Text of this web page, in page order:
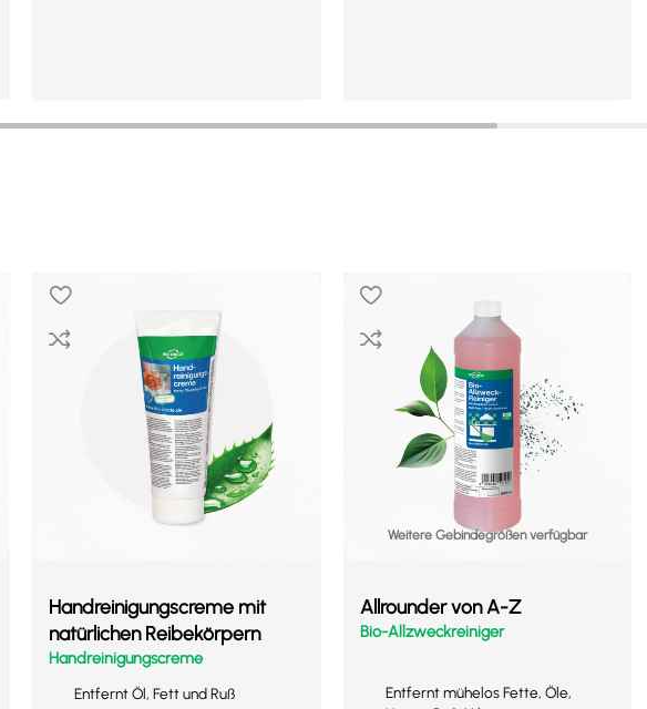
Handreinigungscreme mit
natürlichen Reibekörpern
Handreinigungscreme
Entfernt Öl, Fett und Ruß
Weitere Gebindegrößen verfügbar
Allrounder von A-Z
Bio-Allzweckreiniger
Entfernt mühelos Fette, Öle,